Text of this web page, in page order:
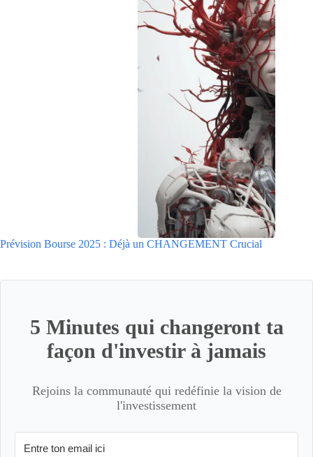
Prévision Bourse 2025 : Déjà un CHANGEMENT Crucial
5 Minutes qui changeront ta
façon d'investir à jamais
Rejoins la communauté qui redéfinie la vision de
l'investissement